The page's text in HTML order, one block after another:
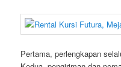
Pertama, perlengkapan